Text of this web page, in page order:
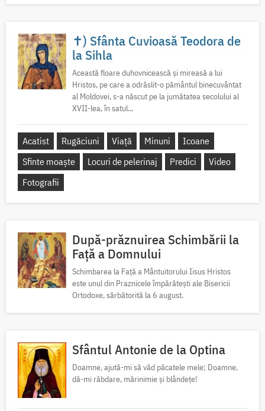
✝) Sfânta Cuvioasă Teodora de
la Sihla
Această floare duhovnicească și mireasă a lui
Hristos, pe care a odrăslit-o pământul binecuvântat
al Moldovei, s-a născut pe la jumătatea secolului al
XVII-lea, în satul...
Acatist Rugăciuni Viață Minuni
Icoane
Sfinte moaște
Locuri de pelerinaj Predici
Video
Fotografii
După-prăznuirea Schimbării la
Față a Domnului
Schimbarea la Față a Mântuitorului Iisus Hristos
este unul din Praznicele împărătești ale Bisericii
Ortodoxe, sărbătorită la 6 august.
Sfântul Antonie de la Optina
Doamne, ajută-mi să văd păcatele mele; Doamne,
dă-mi răbdare, mărinimie şi blândeţe!